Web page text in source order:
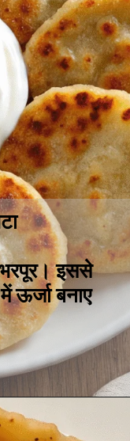
इससे
ऊर्जा बनाए